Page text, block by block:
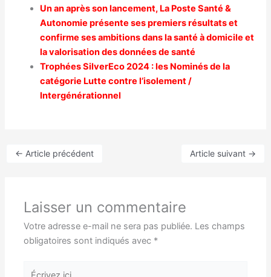
Un an après son lancement, La Poste Santé &
Autonomie présente ses premiers résultats et
confirme ses ambitions dans la santé à domicile et
la valorisation des données de santé
Trophées SilverEco 2024 : les Nominés de la
catégorie Lutte contre l’isolement /
Intergénérationnel
← Article précédent Article suivant →
Laisser un commentaire
Votre adresse e-mail ne sera pas publiée. Les champs
obligatoires sont indiqués avec *
Écrivez